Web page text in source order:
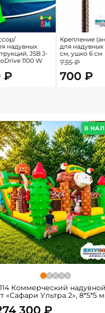
надувных
JSB J-
1100 W
₽
Крепление
для надувных
см, ушко 6 см
735 ₽
700 ₽
В
Коммерческий надувной
«Сафари Ультра 2», 8*5*5 м
300 ₽